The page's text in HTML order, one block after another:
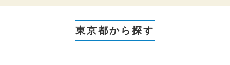
東京都から探す